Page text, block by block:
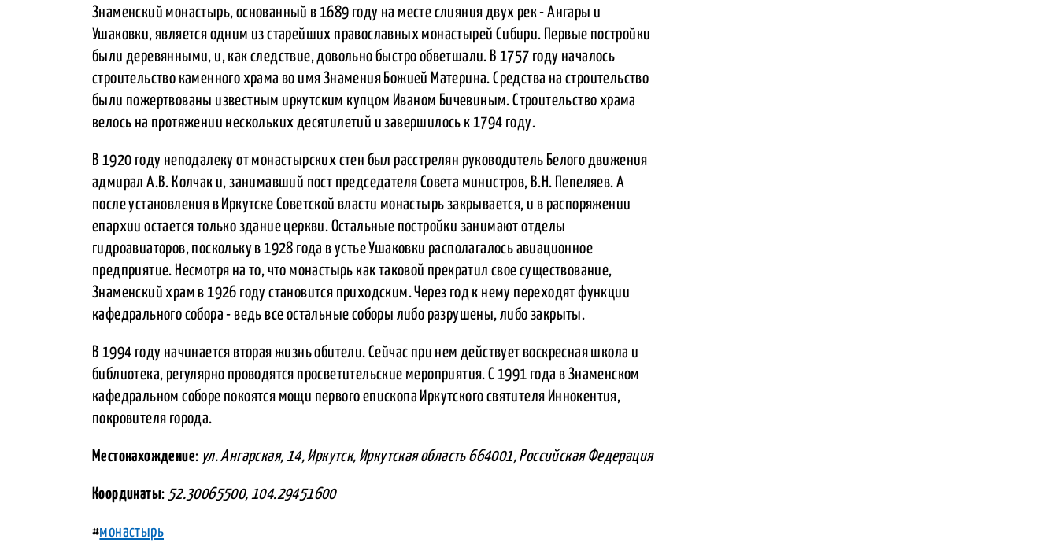
Знаменский монастырь, основанный в 1689 году на месте слияния двух рек - Ангары и
Ушаковки, является одним из старейших православных монастырей Сибири. Первые постройки
были деревянными, и, как следствие, довольно быстро обветшали. В 1757 году началось
строительство каменного храма во имя Знамения Божией Материна. Средства на строительство
были пожертвованы известным иркутским купцом Иваном Бичевиным. Строительство храма
велось на протяжении нескольких десятилетий и завершилось к 1794 году.
В 1920 году неподалеку от монастырских стен был расстрелян руководитель Белого движения
адмирал А.В. Колчак и, занимавший пост председателя Совета министров, В.Н. Пепеляев. А
после установления в Иркутске Советской власти монастырь закрывается, и в распоряжении
епархии остается только здание церкви. Остальные постройки занимают отделы
гидроавиаторов, поскольку в 1928 года в устье Ушаковки располагалось авиационное
предприятие. Несмотря на то, что монастырь как таковой прекратил свое существование,
Знаменский храм в 1926 году становится приходским. Через год к нему переходят функции
кафедрального собора - ведь все остальные соборы либо разрушены, либо закрыты.
В 1994 году начинается вторая жизнь обители. Сейчас при нем действует воскресная школа и
библиотека, регулярно проводятся просветительские мероприятия. С 1991 года в Знаменском
кафедральном соборе покоятся мощи первого епископа Иркутского святителя Иннокентия,
покровителя города.
Местонахождение: ул. Ангарская, 14, Иркутск, Иркутская область 664001, Российская Федерация
Координаты: 52.30065500, 104.29451600
#монастырь